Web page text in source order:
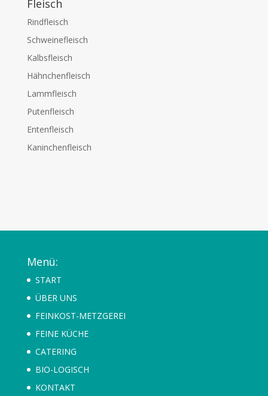
Fleisch
Rindfleisch
Schweinefleisch
Kalbsfleisch
Hähnchenfleisch
Lammfleisch
Putenfleisch
Entenfleisch
Kaninchenfleisch
Menü:
START
ÜBER UNS
FEINKOST-METZGEREI
FEINE KÜCHE
CATERING
BIO-LOGISCH
KONTAKT